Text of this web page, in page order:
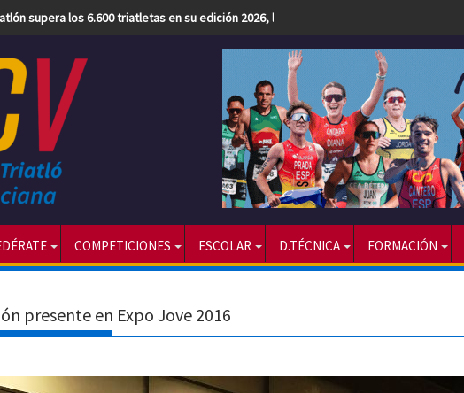
supera los 6.600 triatletas en su edición 2026, la más numerosa hasta la fecha
COMPETICIONES ESCOLAR D.TÉCNICA FORMACIÓN
presente en Expo Jove 2016